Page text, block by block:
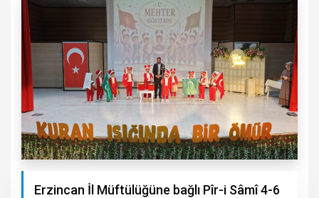
Erzincan İl Müftülüğüne bağlı Pîr-i Sâmî 4-6